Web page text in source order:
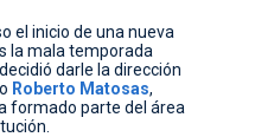
el inicio de una nueva
la mala temporada
darle la dirección
Roberto Matosas,
formado parte del área